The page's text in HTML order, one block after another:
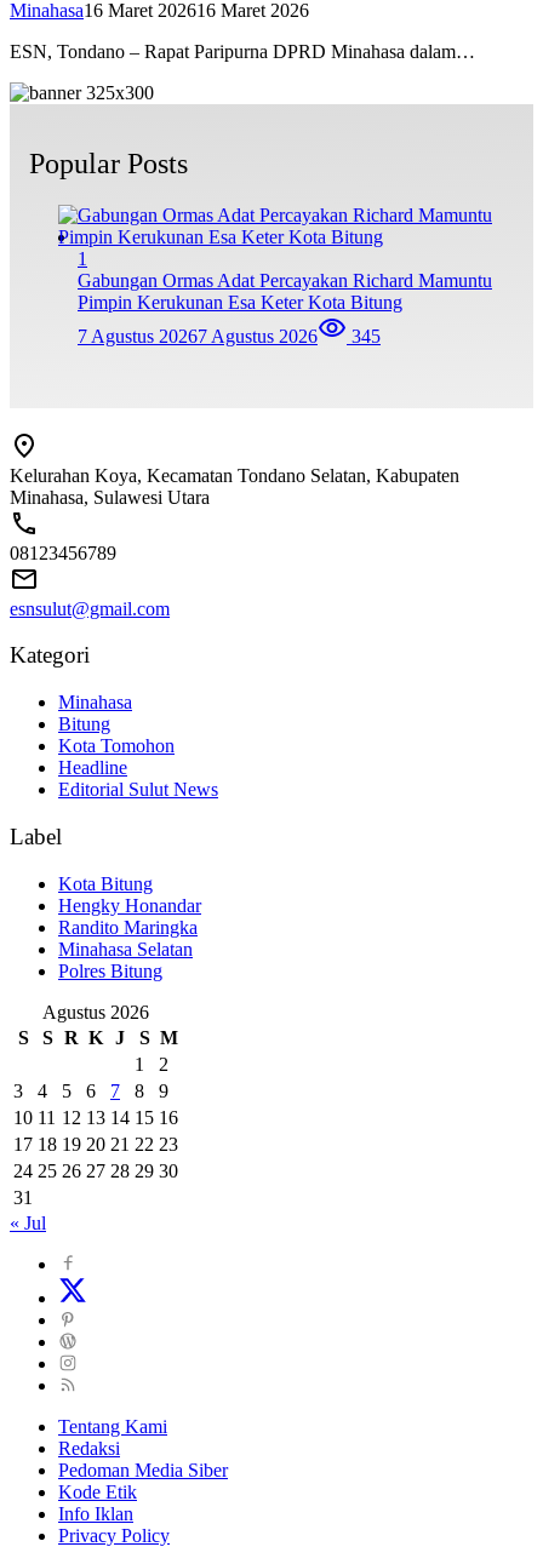
Minahasa16 Maret 202616 Maret 2026
ESN, Tondano – Rapat Paripurna DPRD Minahasa dalam…
Popular Posts
1
Gabungan Ormas Adat Percayakan Richard Mamuntu
Pimpin Kerukunan Esa Keter Kota Bitung
7 Agustus 20267 Agustus 2026 345
Kelurahan Koya, Kecamatan Tondano Selatan, Kabupaten
Minahasa, Sulawesi Utara
08123456789
esnsulut@gmail.com
Kategori
Minahasa
Bitung
Kota Tomohon
Headline
Editorial Sulut News
Label
Kota Bitung
Hengky Honandar
Randito Maringka
Minahasa Selatan
Polres Bitung
Agustus 2026
S
S R K J S M
1
2
3
4 5 6 7 8
9
10 11 12 13 14 15 16
17 18 19 20 21 22 23
24 25 26 27 28 29 30
31
« Jul
Tentang Kami
Redaksi
Pedoman Media Siber
Kode Etik
Info Iklan
Privacy Policy